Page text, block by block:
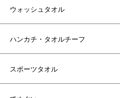
ウォッシュタオル
ハンカチ・タオルチーフ
スポーツタオル